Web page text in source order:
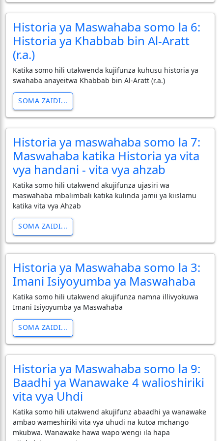
Historia ya Maswahaba somo la 6:
Historia ya Khabbab bin Al-Aratt
(r.a.)
Katika somo hili utakwenda kujifunza kuhusu historia ya
swahaba anayeitwa Khabbab bin Al-Aratt (r.a.)
SOMA ZAIDI...
Historia ya maswahaba somo la 7:
Maswahaba katika Historia ya vita
vya handani - vita vya ahzab
Katika somo hili utakwend akujifunza ujasiri wa
maswahaba mbalimbali katika kulinda jamii ya kiislamu
katika vita vya Ahzab
SOMA ZAIDI...
Historia ya Maswahaba somo la 3:
Imani Isiyoyumba ya Maswahaba
Katika somo hili utakwend akujifunza namna illivyokuwa
Imani Isiyoyumba ya Maswahaba
SOMA ZAIDI...
Historia ya Maswahaba somo la 9:
Baadhi ya Wanawake 4 walioshiriki
vita vya Uhdi
Katika somo hili utakwend akujifunz abaadhi ya wanawake
ambao wameshiriki vita vya uhudi na kutoa mchango
mkubwa. Wanawake hawa wapo wengi ila hapa